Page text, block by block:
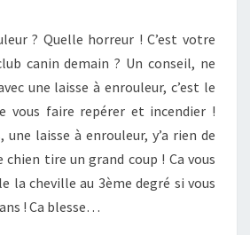
POUR
UNE
LAISSE
À
ENROULEUR…
? Quelle horreur ! C’est votre
canin demain ? Un conseil, ne
une laisse à enrouleur, c’est le
vous faire repérer et incendier !
une laisse à enrouleur, y’a rien de
chien tire un grand coup ! Ca vous
la cheville au 3ème degré si vous
! Ca blesse…